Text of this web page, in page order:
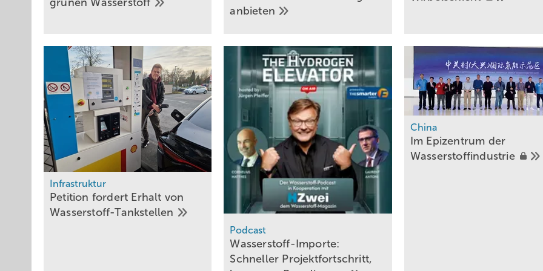
grünen Wasserstoff
anbieten
Infrastruktur
Petition fordert Erhalt von
Wasserstoff-Tankstellen
Podcast
Wasserstoff-Importe:
Schneller Projektfortschritt,
China
Im Epizentrum der
­Wasserstoffindustrie